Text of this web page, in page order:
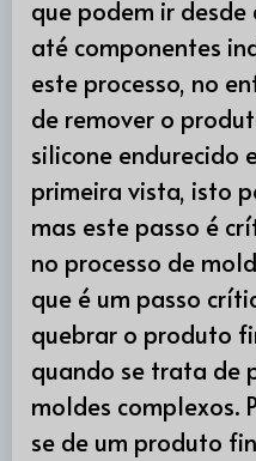
que podem ir
até componentes
este processo, no
de remover o
silicone endurecido
primeira vista, isto
mas este passo é
no processo de
que é um passo
quebrar o produto
quando se trata de
moldes complexos.
se de um produto